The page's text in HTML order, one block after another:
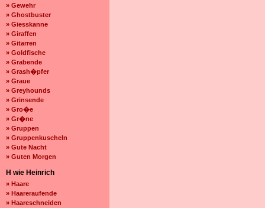
» Gewehr
» Ghostbuster
» Giesskanne
» Giraffen
» Gitarren
» Goldfische
» Grabende
» Grash�pfer
» Graue
» Greyhounds
» Grinsende
» Gro�e
» Gr�ne
» Gruppen
» Gruppenkuscheln
» Gute Nacht
» Guten Morgen
H wie Heinrich
» Haare
» Haareraufende
» Haareschneiden